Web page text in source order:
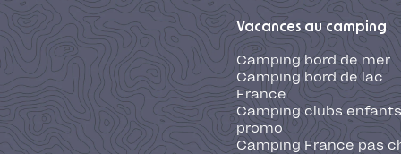
Vacances au camping
Camping bord de mer
Camping bord de lac
France
Camping clubs
promo
Camping France pas